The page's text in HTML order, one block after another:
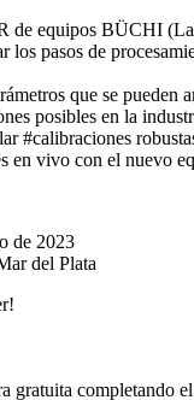
de equipos BÜCHI
los pasos de
que se pueden
posibles en la
#calibraciones
en vivo con el nuevo
de 2023
del Plata
gratuita completando